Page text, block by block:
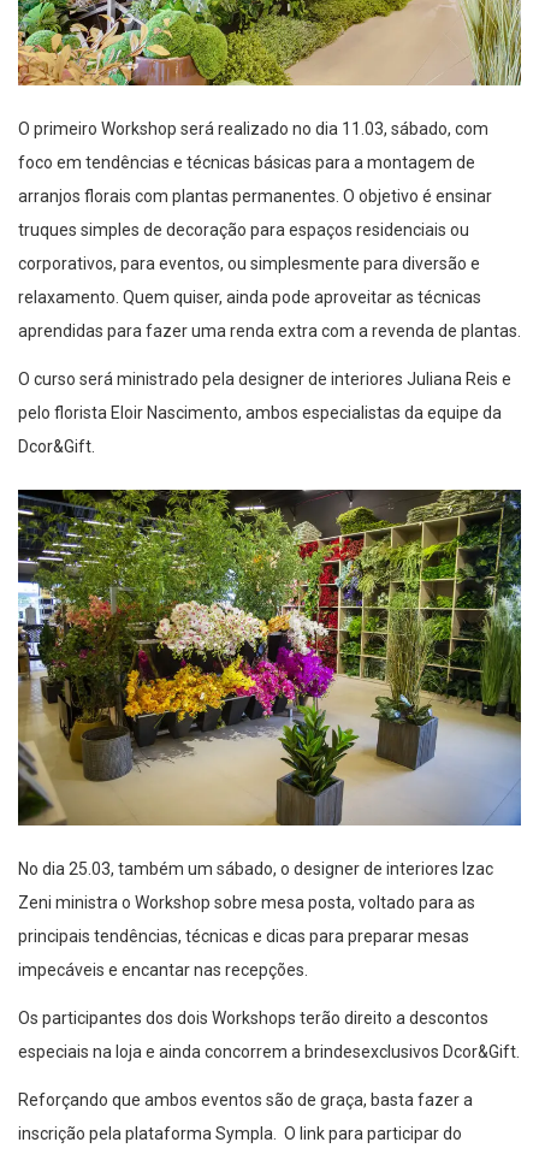
O primeiro Workshop será realizado no dia 11.03, sábado, com
foco em tendências e técnicas básicas para a montagem de
arranjos florais com plantas permanentes. O objetivo é ensinar
truques simples de decoração para espaços residenciais ou
corporativos, para eventos, ou simplesmente para diversão e
relaxamento. Quem quiser, ainda pode aproveitar as técnicas
aprendidas para fazer uma renda extra com a revenda de plantas.
O curso será ministrado pela designer de interiores Juliana Reis e
pelo florista Eloir Nascimento, ambos especialistas da equipe da
Dcor&Gift.
No dia 25.03, também um sábado, o designer de interiores Izac
Zeni ministra o Workshop sobre mesa posta, voltado para as
principais tendências, técnicas e dicas para preparar mesas
impecáveis e encantar nas recepções.
Os participantes dos dois Workshops terão direito a descontos
especiais na loja e ainda concorrem a brindesexclusivos Dcor&Gift.
Reforçando que ambos eventos são de graça, basta fazer a
inscrição pela plataforma Sympla. O link para participar do